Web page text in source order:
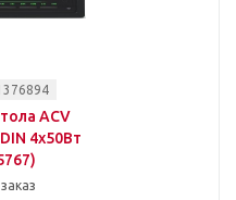
ACV
4x50Вт